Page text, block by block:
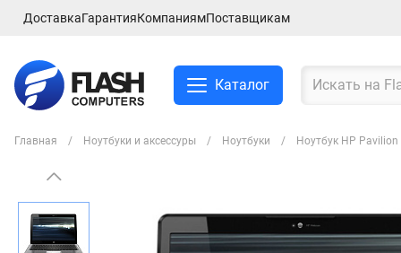
ДоставкаГарантияКомпаниямПоставщикам
Каталог
Главная Ноутбуки и аксессуры Ноутбуки Ноутбук HP
Ноутбуки и аксессуры